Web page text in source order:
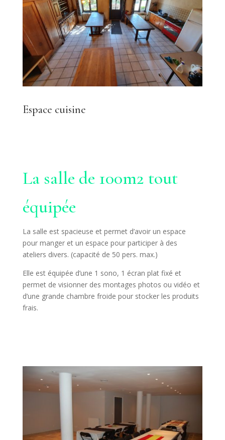
Espace cuisine
La salle de 100m2 tout
équipée
La salle est spacieuse et permet d’avoir un espace
pour manger et un espace pour participer à des
ateliers divers. (capacité de 50 pers. max.)
Elle est équipée d’une 1 sono, 1 écran plat fixé et
permet de visionner des montages photos ou vidéo et
d’une grande chambre froide pour stocker les produits
frais.